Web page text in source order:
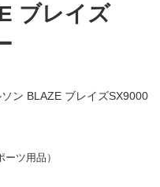
ブレイズ
ン BLAZE ブレイズSX9000
ツ用品）